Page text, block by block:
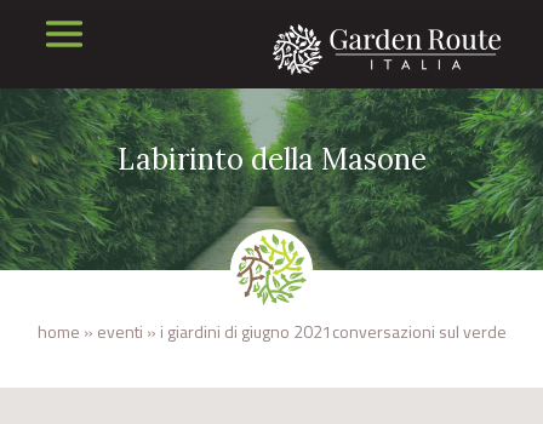
Labirinto della Masone
home » eventi » i giardini di giugno 2021conversazioni sul verde